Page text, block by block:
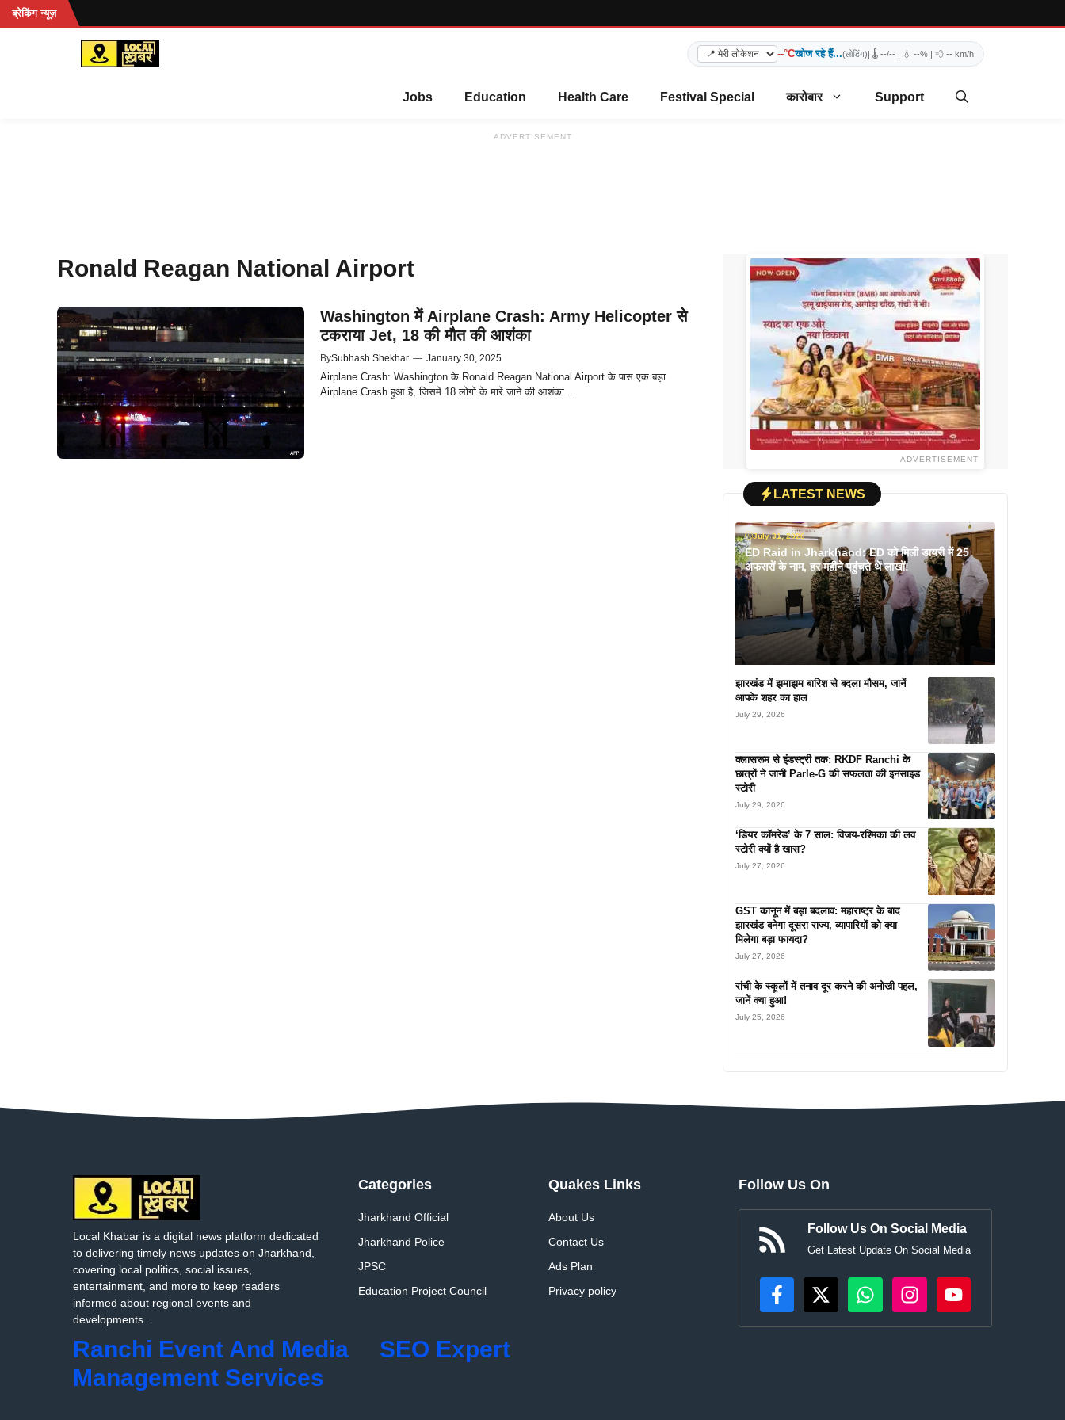
Skip
to
ब्रेकिंग न्यूज़
--°Cखोज रहे हैं...(लोडिंग)| 🌡️ --/-- | 💧 --% | 💨 -- km/h
Jobs Education Health Care Festival Special कारोबार Support
ADVERTISEMENT
Ronald Reagan National Airport
Washington में Airplane Crash: Army Helicopter से
टकराया Jet, 18 की मौत की आशंका
BySubhash Shekhar — January 30, 2025
Airplane Crash: Washington के Ronald Reagan National Airport के पास एक बड़ा
Airplane Crash हुआ है, जिसमें 18 लोगों के मारे जाने की आशंका ...
ADVERTISEMENT
LATEST NEWS
July 31, 2026
ED Raid in Jharkhand: ED को मिली डायरी में 25
अफसरों के नाम, हर महीने पहुंचते थे लाखों!
झारखंड में झमाझम बारिश से बदला मौसम, जानें
आपके शहर का हाल
July 29, 2026
क्लासरूम से इंडस्ट्री तक: RKDF Ranchi के
छात्रों ने जानी Parle-G की सफलता की इनसाइड
स्टोरी
July 29, 2026
‘डियर कॉमरेड’ के 7 साल: विजय-रश्मिका की लव
स्टोरी क्यों है खास?
July 27, 2026
GST कानून में बड़ा बदलाव: महाराष्ट्र के बाद
झारखंड बनेगा दूसरा राज्य, व्यापारियों को क्या
मिलेगा बड़ा फायदा?
July 27, 2026
रांची के स्कूलों में तनाव दूर करने की अनोखी पहल,
जानें क्या हुआ!
July 25, 2026
Local Khabar is a digital news platform dedicated
to delivering timely news updates on Jharkhand,
covering local politics, social issues,
entertainment, and more to keep readers
informed about regional events and
developments..
Categories
Jharkhand Official
Jharkhand Police
JPSC
Education Project Council
Quakes Links
About Us
Contact Us
Ads Plan
Privacy policy
Follow Us On
Follow Us On Social Media
Get Latest Update On Social Media
Ranchi Event And Media
Management Services
SEO Expert